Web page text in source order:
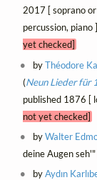
2017 [ soprano
percussion, piano
yet checked]
byThéodore
(Neun Lieder für
published 1876 [
not yet checked]
byWalter
deine Augen seh'"
byAydın